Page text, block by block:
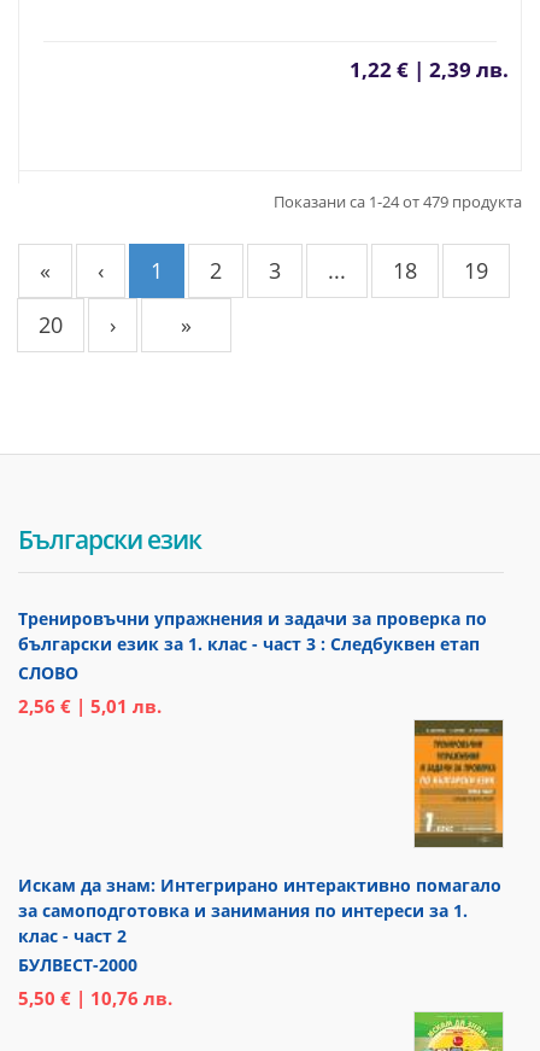
1,22 € | 2,39 лв.
Показани са 1-24 от 479 продукта
« ‹ 1 2 3 ... 18
19
20
› »
Български език
Тренировъчни упражнения и задачи за проверка по
български език за 1. клас - част 3 : Следбуквен етап
СЛОВО
2,56 € | 5,01 лв.
Искам да знам: Интегрирано интерактивно помагало
за самоподготовка и занимания по интереси за 1.
клас - част 2
БУЛВЕСТ-2000
5,50 € | 10,76 лв.